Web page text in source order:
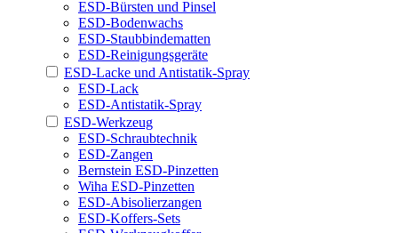
ESD-Bürsten und Pinsel
ESD-Bodenwachs
ESD-Staubbindematten
ESD-Reinigungsgeräte
ESD-Lacke und Antistatik-Spray
ESD-Lack
ESD-Antistatik-Spray
ESD-Werkzeug
ESD-Schraubtechnik
ESD-Zangen
Bernstein ESD-Pinzetten
Wiha ESD-Pinzetten
ESD-Abisolierzangen
ESD-Koffers-Sets